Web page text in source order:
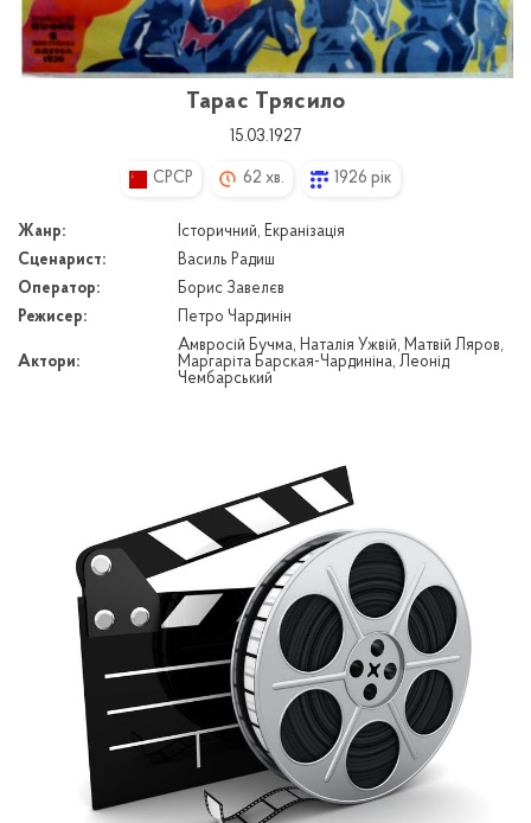
Тарас Трясило
15.03.1927
CPCP 62 хв. 1926 рік
Жанр:
Історичний, Екранізація
Сценарист:
Василь Радиш
Оператор:
Борис Завелєв
Режисер:
Петро Чардинін
Актори:
Амвросій Бучма, Наталія Ужвій, Матвій Ляров,
Маргаріта Барская-Чардиніна, Леонід
Чембарський